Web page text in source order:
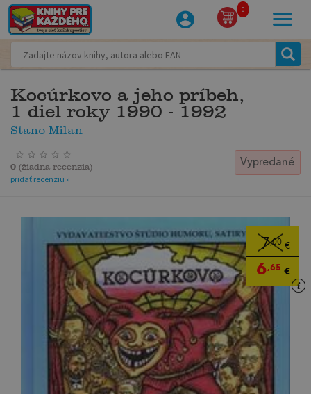
0
Kocúrkovo a jeho príbeh,
1 diel roky 1990 - 1992
Stano Milan
Vypredané
0 (žiadna recenzia)
pridať recenziu »
7,00 €
6,65 €